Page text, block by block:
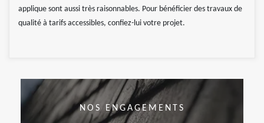
applique sont aussi très raisonnables. Pour bénéficier des travaux de
qualité à tarifs accessibles, confiez-lui votre projet.
NOS ENGAGEMENTS